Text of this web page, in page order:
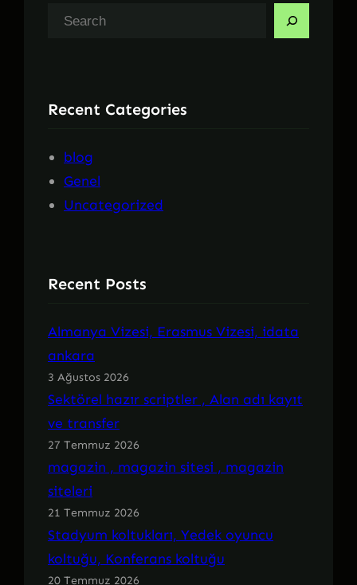
Recent Categories
blog
Genel
Uncategorized
Recent Posts
Almanya Vizesi, Erasmus Vizesi, idata
ankara
3 Ağustos 2026
Sektörel hazır scriptler , Alan adı kayıt
ve transfer
27 Temmuz 2026
magazin , magazin sitesi , magazin
siteleri
21 Temmuz 2026
Stadyum koltukları, Yedek oyuncu
koltuğu, Konferans koltuğu
20 Temmuz 2026